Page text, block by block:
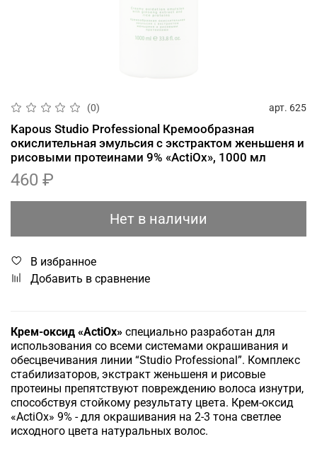
(0) арт. 625
Kapous Studio Professional Кремообразная
окислительная эмульсия с экстрактом женьшеня и
рисовыми протеинами 9% «ActiOx», 1000 мл
460 ₽
Нет в наличии
В избранное
Добавить в сравнение
Крем-оксид «ActiOx» специально разработан для
использования со всеми системами окрашивания и
обесцвечивания линии “Studio Professional”. Комплекс
стабилизаторов, экстракт женьшеня и рисовые
протеины препятствуют повреждению волоса изнутри,
способствуя стойкому результату цвета. Крем-оксид
«ActiOx» 9% - для окрашивания на 2-3 тона светлее
исходного цвета натуральных волос.